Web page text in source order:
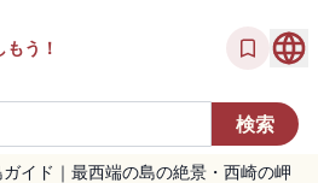
もう！
イド｜最西端の島の絶景・西崎の岬